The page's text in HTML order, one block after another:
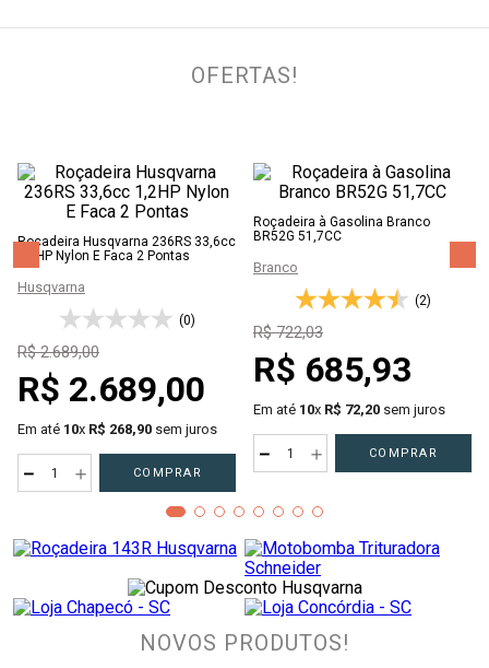
OFERTAS!
Roçadeira Husqvarna 236RS 33,6cc
1,2HP Nylon E Faca 2 Pontas
Husqvarna
(0)
R$ 2.689,00
R$ 2.689,00
Em até 10x R$ 268,90 sem juros
＋
－ COMPRAR
Roçadeira à Gasolina Branco
BR52G 51,7CC
Branco
(2)
R$ 722,03
R$ 685,93
Em até 10x R$ 72,20 sem juros
＋
－ COMPRAR
NOVOS PRODUTOS!